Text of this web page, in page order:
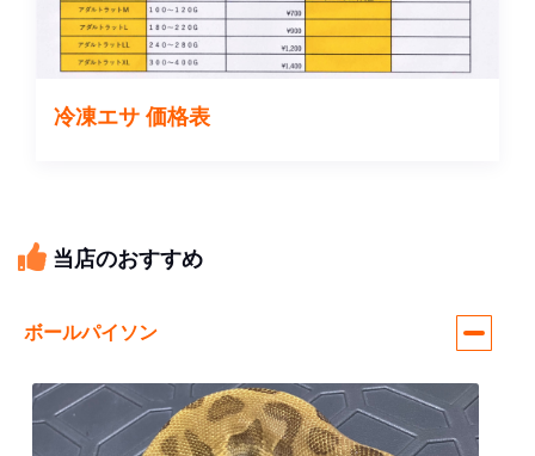
冷凍エサ 価格表
当店のおすすめ
ボールパイソン